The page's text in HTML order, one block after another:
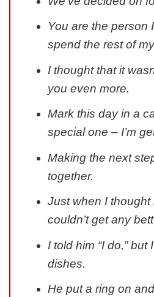
You are the person
spend the rest of
I thought that it
you even more.
Mark this day in a
special one – I’m
Making the next
together.
Just when I thought
couldn’t get any
I told him “I do,” but
dishes.
He put a ring on